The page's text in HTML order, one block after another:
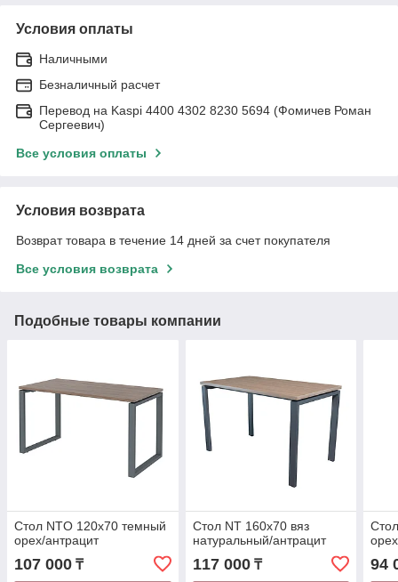
Условия оплаты
Наличными
Безналичный расчет
Перевод на Kaspi 4400 4302 8230 5694 (Фомичев Роман
Сергеевич)
Все условия оплаты
Условия возврата
Возврат товара в течение 14 дней за счет покупателя
Все условия возврата
Подобные товары компании
Стол NTO 120x70 темный
орех/антрацит
107 000 ₸
Стол NT 160x70 вяз
натуральный/антрацит
117 000₸ 94